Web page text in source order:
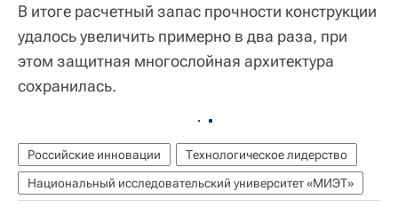
В итоге расчетный запас прочности конструкции
удалось увеличить примерно в два раза, при
этом защитная многослойная архитектура
сохранилась.
Российские инновации
Технологическое лидерство
Национальный исследовательский университет «МИЭТ»